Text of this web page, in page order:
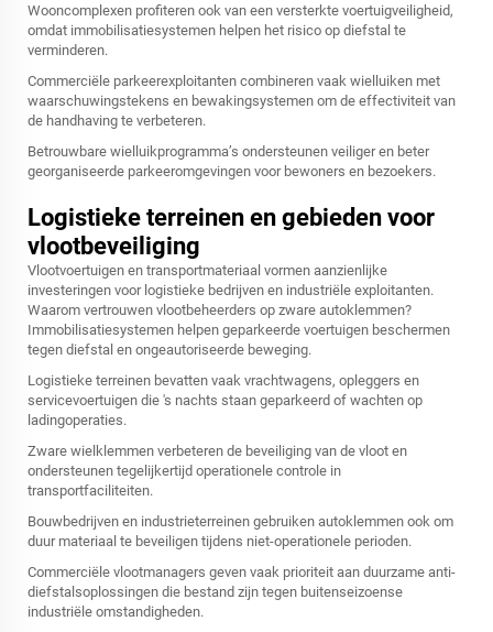
Wooncomplexen profiteren ook van een versterkte voertuigveiligheid,
omdat immobilisatiesystemen helpen het risico op diefstal te
verminderen.
Commerciële parkeerexploitanten combineren vaak wielluiken met
waarschuwingstekens en bewakingsystemen om de effectiviteit van
de handhaving te verbeteren.
Betrouwbare wielluikprogramma’s ondersteunen veiliger en beter
georganiseerde parkeeromgevingen voor bewoners en bezoekers.
Logistieke terreinen en gebieden voor
vlootbeveiliging
Vlootvoertuigen en transportmateriaal vormen aanzienlijke
investeringen voor logistieke bedrijven en industriële exploitanten.
Waarom vertrouwen vlootbeheerders op zware autoklemmen?
Immobilisatiesystemen helpen geparkeerde voertuigen beschermen
tegen diefstal en ongeautoriseerde beweging.
Logistieke terreinen bevatten vaak vrachtwagens, opleggers en
servicevoertuigen die 's nachts staan geparkeerd of wachten op
ladingoperaties.
Zware wielklemmen verbeteren de beveiliging van de vloot en
ondersteunen tegelijkertijd operationele controle in
transportfaciliteiten.
Bouwbedrijven en industrieterreinen gebruiken autoklemmen ook om
duur materiaal te beveiligen tijdens niet-operationele perioden.
Commerciële vlootmanagers geven vaak prioriteit aan duurzame anti-
diefstalsoplossingen die bestand zijn tegen buitenseizoense
industriële omstandigheden.